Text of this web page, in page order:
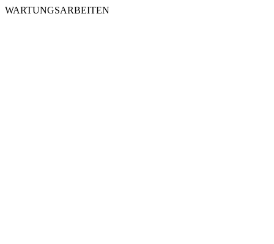
WARTUNGSARBEITEN